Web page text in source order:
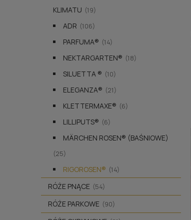
KLIMATU (19)
ADR (106)
PARFUMA® (14)
NEKTARGARTEN® (18)
SILUETTA ® (10)
ELEGANZA® (21)
KLETTERMAXE® (6)
LILLIPUTS® (6)
MÄRCHEN ROSEN® (BAŚNIOWE)
(25)
RIGOROSEN® (14)
RÓŻE PNĄCE (54)
RÓŻE PARKOWE (90)